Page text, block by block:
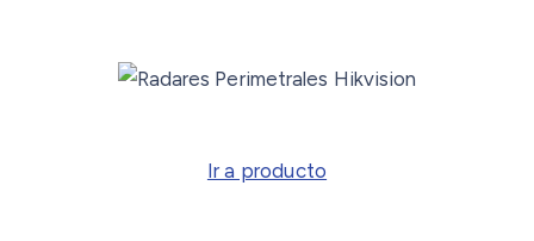
Ir a producto